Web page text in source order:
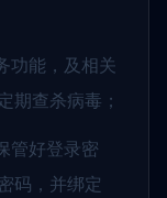
功能，及相关
期查杀病毒；
管好登录密
码，并绑定